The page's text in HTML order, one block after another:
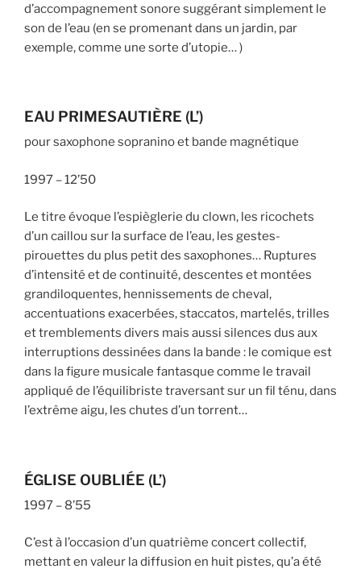
d’accompagnement sonore suggérant simplement le
son de l’eau (en se promenant dans un jardin, par
exemple, comme une sorte d’utopie… )
EAU PRIMESAUTIÈRE (L’)
pour saxophone sopranino et bande magnétique
1997 – 12’50
Le titre évoque l’espièglerie du clown, les ricochets
d’un caillou sur la surface de l’eau, les gestes-
pirouettes du plus petit des saxophones… Ruptures
d’intensité et de continuité, descentes et montées
grandiloquentes, hennissements de cheval,
accentuations exacerbées, staccatos, martelés, trilles
et tremblements divers mais aussi silences dus aux
interruptions dessinées dans la bande : le comique est
dans la figure musicale fantasque comme le travail
appliqué de l’équilibriste traversant sur un fil ténu, dans
l’extrême aigu, les chutes d’un torrent…
ÉGLISE OUBLIÉE (L’)
1997 – 8’55
C’est à l’occasion d’un quatrième concert collectif,
mettant en valeur la diffusion en huit pistes, qu’a été